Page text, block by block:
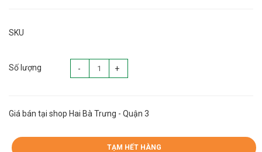
SKU
Số lượng - +
Giá bán tại shop Hai Bà Trưng - Quận 3
TẠM HẾT HÀNG